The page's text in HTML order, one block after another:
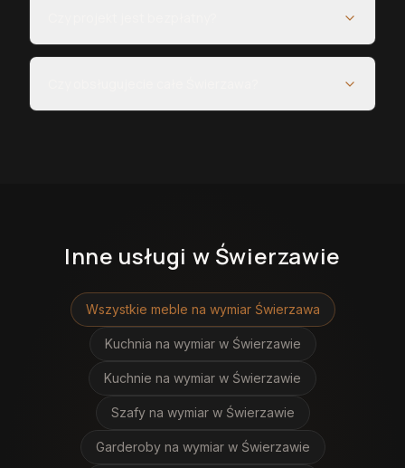
Inne usługi w Świerzawie
Wszystkie meble na wymiar Świerzawa
Kuchnia na wymiar w Świerzawie
Kuchnie na wymiar w Świerzawie
Szafy na wymiar w Świerzawie
Garderoby na wymiar w Świerzawie